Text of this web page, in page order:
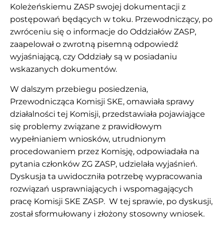
Koleżeńskiemu ZASP swojej dokumentacji z
postępowań będących w toku. Przewodniczący, po
zwróceniu się o informacje do Oddziałów ZASP,
zaapelował o zwrotną pisemną odpowiedź
wyjaśniającą, czy Oddziały są w posiadaniu
wskazanych dokumentów.
W dalszym przebiegu posiedzenia,
Przewodnicząca Komisji SKE, omawiała sprawy
działalności tej Komisji, przedstawiała pojawiające
się problemy związane z prawidłowym
wypełnianiem wniosków, utrudnionym
procedowaniem przez Komisję, odpowiadała na
pytania członków ZG ZASP, udzielała wyjaśnień.
Dyskusja ta uwidoczniła potrzebę wypracowania
rozwiązań usprawniających i wspomagających
pracę Komisji SKE ZASP. W tej sprawie, po dyskusji,
został sformułowany i złożony stosowny wniosek.